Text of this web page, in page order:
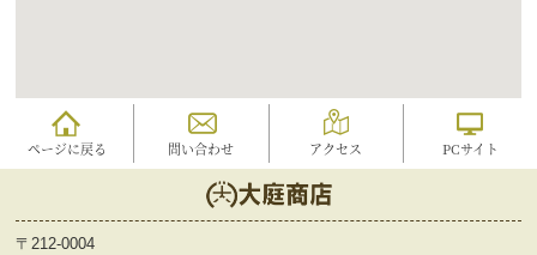
ページに戻る 問い合わせ アクセス PCサイト
〒212-0004